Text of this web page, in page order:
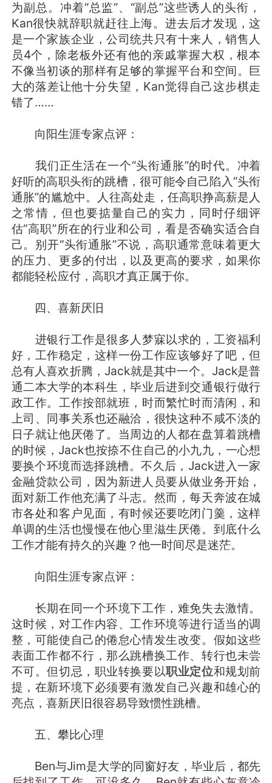
为副总。冲着“总监”、“副总”这些诱人的头衔，
Kan很快就辞职就赶往上海。进去后才发现，这
是一个家族企业，公司统共只有十来人，销售人
员4个，除老板外还有他的亲戚掌握大权，根本
不像当初谈的那样有足够的掌握平台和空间。巨
大的落差让他十分失望，Kan觉得自己这步棋走
错了……
向阳生涯专家点评：
我们正生活在一个“头衔通胀”的时代。冲着
好听的高职头衔的跳槽，很可能令自己陷入“头衔
通胀”的尴尬中。人往高处走，任高职挣高薪是人
之常情，但也要掂量自己的实力，同时仔细评
估“高职”所在的行业和公司，看是否确实适合自
己。别开“头衔通胀”不说，高职通常意味着更大
的压力、更多的付出，以及更高的要求，如果你
都能轻松应付，高职才真正属于你。
四、喜新厌旧
进银行工作是很多人梦寐以求的，工资福利
好，工作稳定，这样一份工作应该够好了吧，但
总有人喜欢折腾，Jack就是其中一个。Jack是普
通二本大学的本科生，毕业后进到交通银行做行
政工作。工作按部就班，时而繁忙时而清闲，和
上司、同事关系也还融洽，很快这种不咸不淡的
日子就让他厌倦了。当周边的人都在盘算着跳槽
的时候，Jack也按捺不住自己的小九九，一心想
要换个环境而选择跳槽。不久后，Jack进入一家
金融贷款公司，因为新进人员要从做业务开始，
面对新工作他充满了斗志。然而，每天奔波在城
市各处和客户见面，有时候还要吃闭门羹，这样
单调的生活也慢慢在他心里滋生厌倦。到底什么
工作才能有持久的兴趣？他一时间尽是迷茫。
向阳生涯专家点评：
长期在同一个环境下工作，难免失去激情。
这时候，对工作内容、工作环境等进行适当的调
整，可能使自己的倦怠心情发生改变。假如这些
表面工作都不行，那么跳槽换工作、转行也未尝
不可。但切忌，职业转换要以职业定位和规划前
提，在新环境下必须要有激发自己兴趣和雄心的
亮点，喜新厌旧很容易导致惯性跳槽。
五、攀比心理
Ben与Jim是大学的同窗好友，毕业后，都先